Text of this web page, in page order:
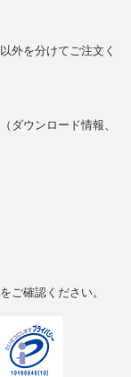
外を分けてご注文く
ダウンロード情報、
をご確認ください。